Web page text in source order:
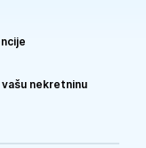
nekretninu